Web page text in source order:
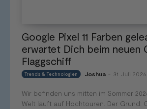
Google Pixel 11 Farben
erwartet Dich beim neuen
Flaggschiff
Trends & Technologien Joshua 31. Juli 2026
Wir befinden uns mitten im Sommer
Welt läuft auf Hochtouren. Der Grund: